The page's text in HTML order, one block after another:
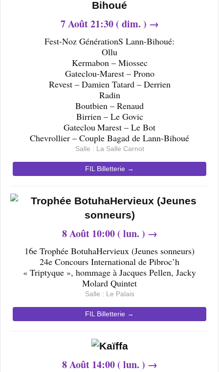
7Août 21:30 ( dim. ) →
Fest-Noz GénérationS Lann-Bihoué:
Ollu
Kermabon – Miossec
Gateclou-Marest – Prono
Revest – Damien Tatard – Derrien
Radin
Boutbien – Renaud
Birrien – Le Govic
Gateclou Marest – Le Bot
Chevrollier – Couple Bagad de Lann-Bihoué
Salle : La Salle Carnot
FIL Billetterie →
8Août 10:00 ( lun. ) →
16e Trophée BotuhaHervieux (Jeunes sonneurs)
24e Concours International de Pibroc’h
« Triptyque », hommage à Jacques Pellen, Jacky
Molard Quintet
Salle : Le Palais
FIL Billetterie →
8Août 14:00 ( lun. ) →